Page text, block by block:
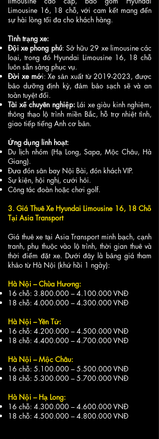
Limousine 16, 18 chỗ, với cam kết mang đến
sự hài lòng tối đa cho khách hàng.
Tình trạng xe:
Đội xe phong phú: Sở hữu 29 xe limousine các
loại, trong đó Hyundai Limousine 16, 18 chỗ
luôn sẵn sàng phục vụ.
Đời xe mới: Xe sản xuất từ2019-2023, được
bảo dưỡng định kỳ, đảm bảo sạch sẽ và an
toàn tuyệt đối.
Tài xế chuyên nghiệp: Lái xe giàu kinh nghiệm,
thông thạo lộ trình miền Bắc, hỗ trợ nhiệt tình,
giao tiếp tiếng Anh cơ bản.
Ứng dụng linh hoạt:
Du lịch nhóm (Hạ Long, Sapa, Mộc Châu, Hà
Giang).
Đưa đón sân bay Nội Bài, đón khách VIP.
Sự kiện, hội nghị, cưới hỏi.
Công tác đoàn hoặc chơi golf.
3. Giá Thuê Xe Hyundai Limousine 16, 18 Chỗ
Tại Asia Transport
Giá thuê xe tại Asia Transport minh bạch, cạnh
tranh, phụ thuộc vào lộ trình, thời gian thuê và
thời điểm đặt xe. Dưới đây là bảng giá tham
khảo từ Hà Nội (khứ hồi 1 ngày):​​
Hà Nội – Chùa Hương:
16 chỗ: 3.800.000 – 4.100.000 VNĐ
18 chỗ: 4.000.000 – 4.300.000 VNĐ
Hà Nội – Yên Tử:
16 chỗ: 4.200.000 – 4.500.000 VNĐ
18 chỗ: 4.400.000 – 4.700.000 VNĐ
Hà Nội – Mộc Châu:
16 chỗ: 5.100.000 – 5.500.000 VNĐ
18 chỗ: 5.300.000 – 5.700.000 VNĐ
Hà Nội – Hạ Long:
16 chỗ: 4.300.000 – 4.600.000 VNĐ
18 chỗ: 4.500.000 – 4.800.000 VNĐ